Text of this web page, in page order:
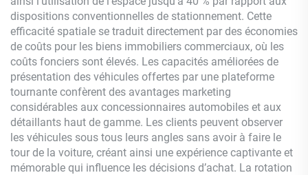
dispositions conventionnelles de stationnement. Cette
efficacité spatiale se traduit directement par des économies
de coûts pour les biens immobiliers commerciaux, où les
coûts fonciers sont élevés. Les capacités améliorées de
présentation des véhicules offertes par une plateforme
tournante confèrent des avantages marketing
considérables aux concessionnaires automobiles et aux
détaillants haut de gamme. Les clients peuvent observer
les véhicules sous tous leurs angles sans avoir à faire le
tour de la voiture, créant ainsi une expérience captivante et
mémorable qui influence les décisions d’achat. La rotation